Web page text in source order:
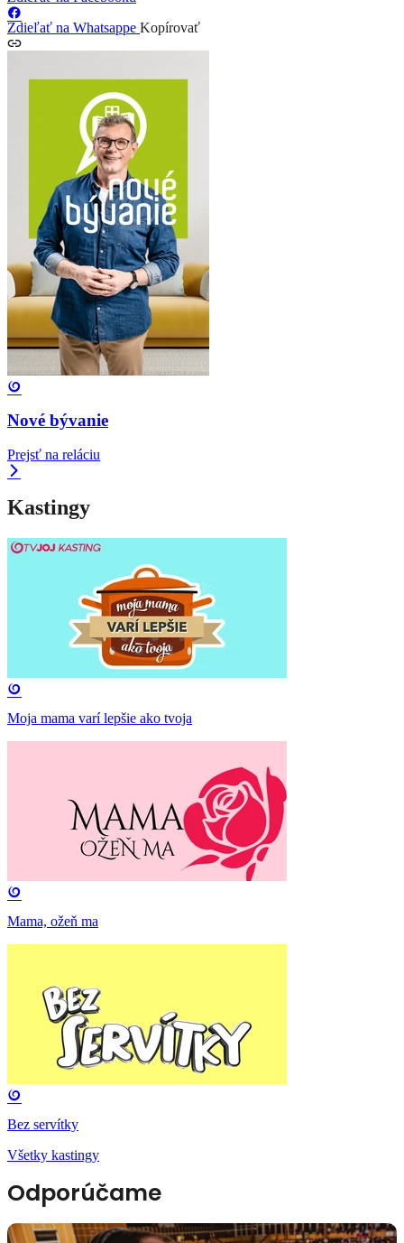
Zdieľať na Whatsappe Kopírovať
Nové bývanie
Prejsť na reláciu
Kastingy
Moja mama varí lepšie ako tvoja
Mama, ožeň ma
Bez servítky
Všetky kastingy
Odporúčame